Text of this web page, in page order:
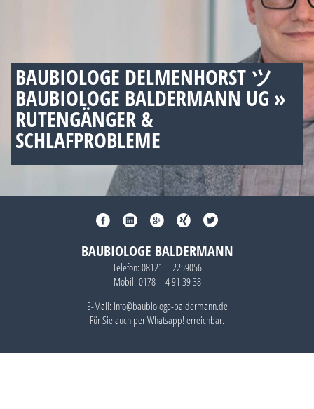
BAUBIOLOGE DELMENHORST ツ
BAUBIOLOGE BALDERMANN UG »
RUTENGÄNGER &
SCHLAFPROBLEME
BAUBIOLOGE BALDERMANN
Telefon: 08121 – 2259056
Mobil: 0178 – 4 91 39 38
E-Mail: info@baubiologe-baldermann.de
Für Sie auch perWhatsapp!erreichbar.